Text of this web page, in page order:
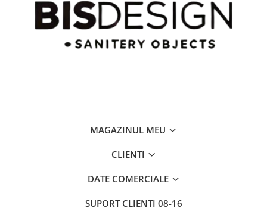
MAGAZINUL MEU
CLIENTI
DATE COMERCIALE
SUPORT CLIENTI 08-16